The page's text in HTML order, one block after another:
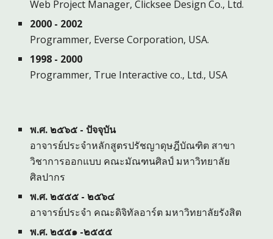
Web Project Manager, Clicksee Design Co., Ltd.
2000 - 2002
Programmer, Everse Corporation, USA.
1998 - 2000
Programmer, True Interactive co., Ltd., USA
พ.ศ.๒๕๖๕ - ปัจจุบัน
อาจารย์ประจำหลักสูตรปรัชญาดุษฎีบัณฑิต สาขา
วิชาการออกแบบ คณะมัณฑนศิลป์ มหาวิทยาลัย
ศิลปากร
พ.ศ. ๒๕๕๕ - ๒๕๖๔
อาจารย์ประจำ คณะดิจิทัลอาร์ต มหาวิทยาลัยรังสิต
พ.ศ. ๒๕๕๑ -๒๕๕๕